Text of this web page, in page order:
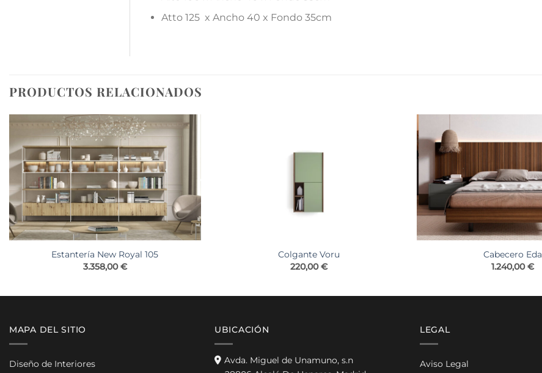
Atto 125 x Ancho 40 x Fondo 35cm
PRODUCTOS RELACIONADOS
Estantería New Royal 105
3.358,00€
Colgante Voru
220,00€
Cabecero Eda
1.240,00€
MAPA DEL SITIO
Diseño de Interiores
UBICACIÓN
Avda. Miguel de Unamuno, s.n
LEGAL
Aviso Legal